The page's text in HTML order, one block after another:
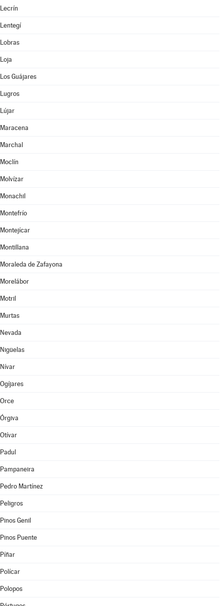
Lecrín
Lentegí
Lobras
Loja
Los Guájares
Lugros
Lújar
Maracena
Marchal
Moclín
Molvízar
Monachil
Montefrío
Montejícar
Montillana
Moraleda de Zafayona
Morelábor
Motril
Murtas
Nevada
Nigüelas
Nívar
Ogíjares
Orce
Órgiva
Otívar
Padul
Pampaneira
Pedro Martínez
Peligros
Pinos Genil
Pinos Puente
Píñar
Polícar
Polopos